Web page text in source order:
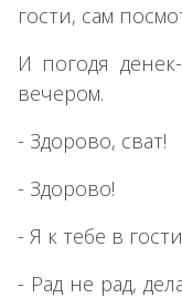
гости, сам
И погодя
вечером.
- Здорово, сват!
- Здорово!
- Я к тебе в
- Рад не рад,